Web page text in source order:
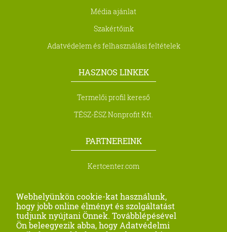
Webhelyünkön cookie-kat használunk,
hogy jobb online élményt és szolgáltatást
tudjunk nyújtani Önnek. Továbblépésével
Ön beleegyezik abba, hogy Adatvédelmi
Média ajánlat
Szakértőink
Adatvédelem és felhasználási feltételek
HASZNOS LINKEK
Termelői profil kereső
TÉSZ-ÉSZ Nonprofit Kft.
PARTNEREINK
Kertcenter.com
Metra Kft.
Profi Seeds Agro Kft